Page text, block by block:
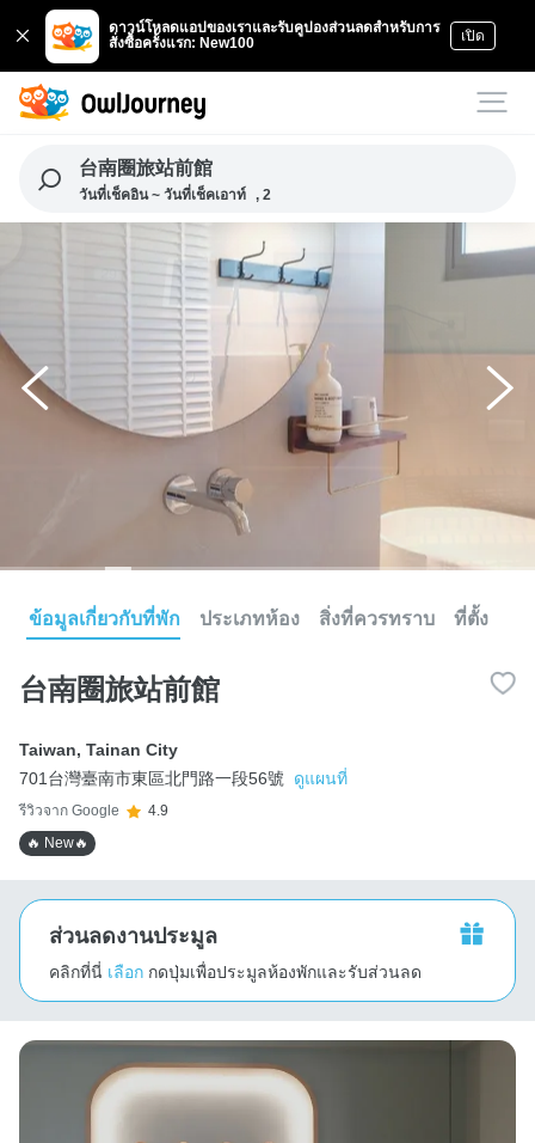
ดาวน์โหลดแอปของเราและรับคูปองส่วนลดสำหรับการ
สั่งซื้อครั้งแรก: New100
เปิด
台南圈旅站前館
วันที่เช็คอิน ~ วันที่เช็คเอาท์ , 2
ข้อมูลเกี่ยวกับที่พัก ประเภทห้อง สิ่งที่ควรทราบ ที่ตั้ง
台南圈旅站前館
Taiwan, Tainan City
701台灣臺南市東區北門路一段56號
ดูแผนที่
รีวิวจาก Google
4.9
🔥 New🔥
ส่วนลดงานประมูล
คลิกที่นี่ เลือก กดปุ่มเพื่อประมูลห้องพักและรับส่วนลด